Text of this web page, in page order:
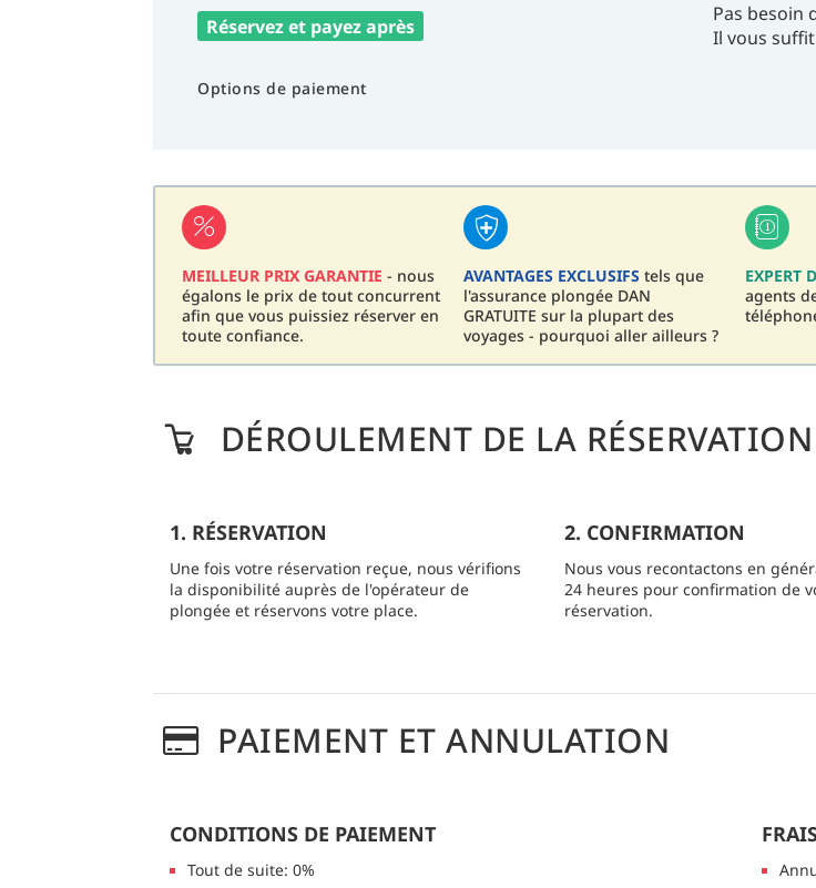
Réservez et payez après
Pas besoin
Il vous
Options de paiement
MEILLEUR PRIX GARANTIE - nous
égalons le prix de tout concurrent
afin que vous puissiez réserver en
toute confiance.
AVANTAGES EXCLUSIFS tels que
l'assurance plongée DAN
GRATUITE sur la plupart des
voyages - pourquoi aller ailleurs ?
EXPERT
agents
DÉROULEMENT DE LA RÉSERVATION
1. RÉSERVATION
Une fois votre réservation reçue, nous vérifions
la disponibilité auprès de l'opérateur de
plongée et réservons votre place.
2. CONFIRMATION
Nous vous recontactons en
24 heures pour confirmation de
réservation.
PAIEMENT ET ANNULATION
CONDITIONS DE PAIEMENT
Tout de suite: 0%